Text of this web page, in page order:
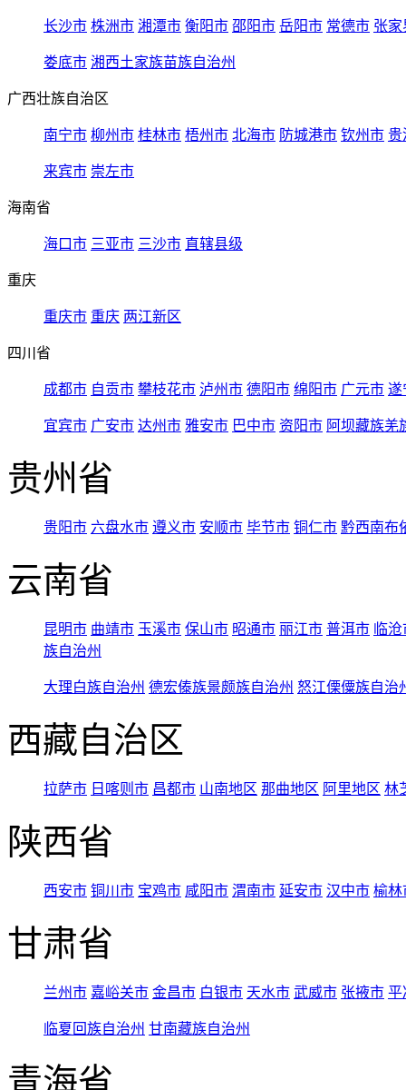
长沙市 株洲市 湘潭市 衡阳市 邵阳市 岳阳市 常德市 张家
娄底市 湘西土家族苗族自治州
广西壮族自治区
南宁市 柳州市 桂林市 梧州市 北海市 防城港市 钦州市 贵
来宾市 崇左市
海南省
海口市 三亚市 三沙市 直辖县级
重庆
重庆市 重庆 两江新区
四川省
成都市 自贡市 攀枝花市 泸州市 德阳市 绵阳市 广元市 遂
宜宾市 广安市 达州市 雅安市 巴中市 资阳市 阿坝藏族羌
贵州省
贵阳市 六盘水市 遵义市 安顺市 毕节市 铜仁市 黔西南布
云南省
昆明市 曲靖市 玉溪市 保山市 昭通市 丽江市 普洱市 临
族自治州
大理白族自治州 德宏傣族景颇族自治州 怒江傈僳族自治
西藏自治区
拉萨市 日喀则市 昌都市 山南地区 那曲地区 阿里地区 林
陕西省
西安市 铜川市 宝鸡市 咸阳市 渭南市 延安市 汉中市 榆林
甘肃省
兰州市 嘉峪关市 金昌市 白银市 天水市 武威市 张掖市 平
临夏回族自治州 甘南藏族自治州
青海省